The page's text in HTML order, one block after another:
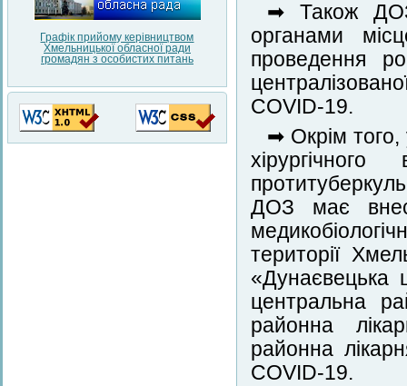
Графік прийому керівництвом
Хмельницької обласної ради
громадян з особистих питань
➡ Також
органами
проведення
COVID-19.
➡ Окрім того,
ДОЗ має
території
«Дунаєвецька
центральна
районна
районна
COVID-19.